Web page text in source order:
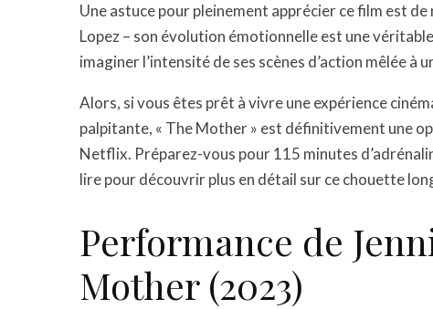
Une astuce pour pleinement apprécier ce film est
Lopez – son évolution émotionnelle est une
imaginer l’intensité de ses scènes d’action mêlée
Alors, si vous êtes prêt à vivre une expérience
palpitante, « The Mother » est définitivement une
Netflix. Préparez-vous pour 115 minutes
lire pour découvrir plus en détail sur ce chouette
Performance de
Mother (2023)